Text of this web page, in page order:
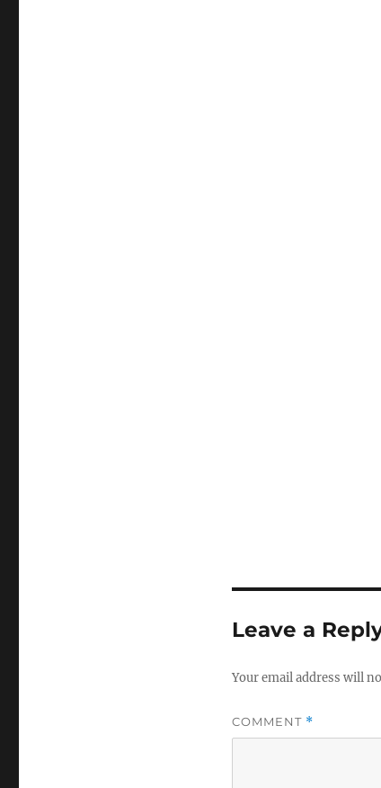
Leave a
Your email address will
COMMENT *